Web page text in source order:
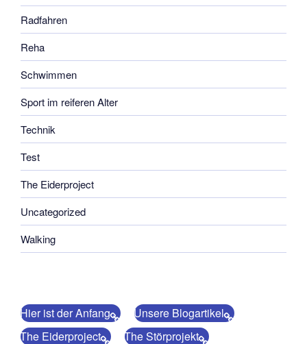
Radfahren
Reha
Schwimmen
Sport im reiferen Alter
Technik
Test
The Eiderproject
Uncategorized
Walking
Hier ist der Anfang
Unsere Blogartikel
The Eiderproject
The Störprojekt